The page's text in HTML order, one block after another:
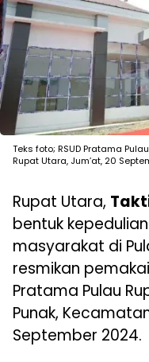
Teks foto; RSUD Pratama
Rupat Utara, Jum’at, 20
Rupat Utara,
bentuk
masyarakat di
resmikan
Pratama Pulau
Punak,
September 2024.